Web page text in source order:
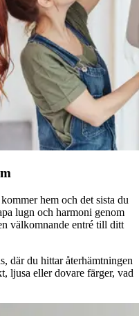
hem och det sista du
lugn och harmoni genom
välkomnande entré till ditt
där du hittar återhämtningen
ljusa eller dovare färger, vad